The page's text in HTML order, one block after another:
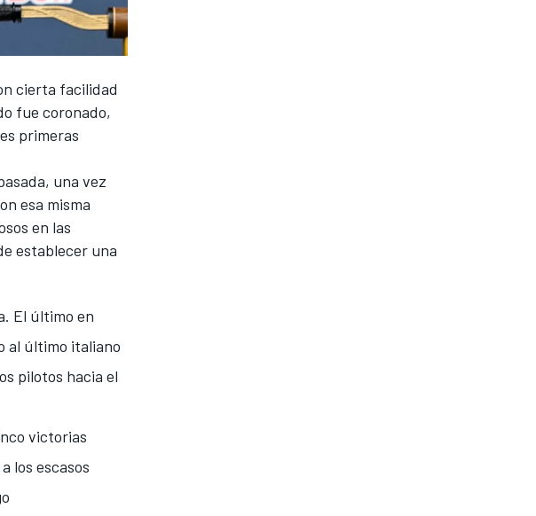
cierta facilidad
fue coronado,
primeras
una vez
esa misma
en las
establecer una
El último en
al último italiano
pilotos hacia el
victorias
los escasos